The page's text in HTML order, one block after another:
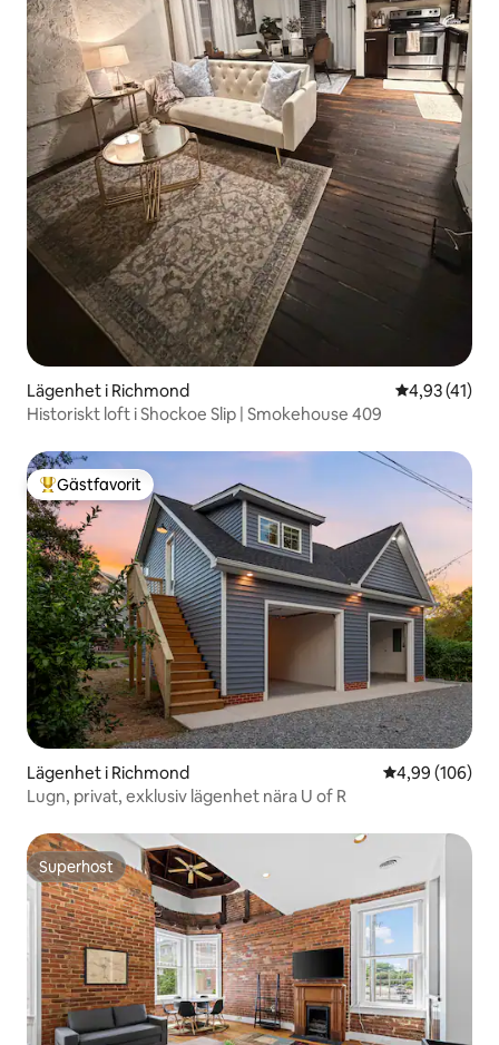
Lägenhet i Richmond 4,93 av 5 i
4,93 (41)
Historiskt loft i Shockoe Slip | Smokehouse 409
Populär gästfavorit
Gästfavorit
Lägenhet i Richmond 4,99 av 5 i
4,99 (106)
Lugn, privat, exklusiv lägenhet nära U of R
Superhost
Superhost